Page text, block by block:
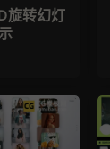
旋转幻灯